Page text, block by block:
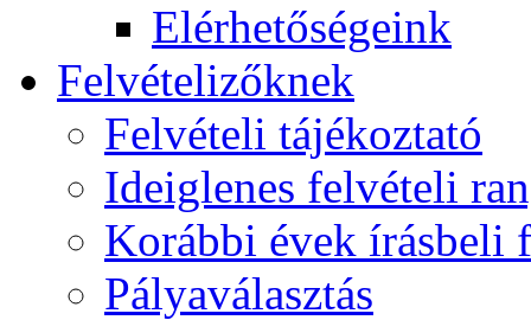
Elérhetőségeink
Felvételizőknek
Felvételi tájékoztató
Ideiglenes felvételi
Korábbi évek írásbeli
Pályaválasztás